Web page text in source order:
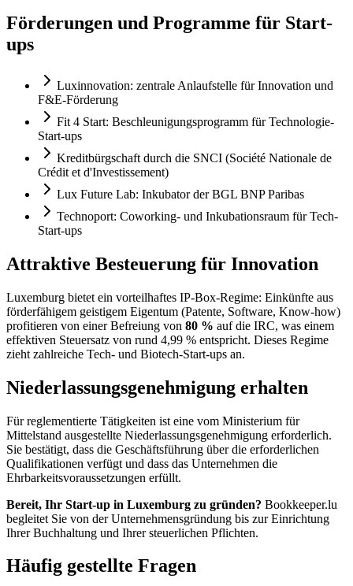
Förderungen und Programme für Start-
ups
Luxinnovation: zentrale Anlaufstelle für Innovation und
F&E-Förderung
Fit 4 Start: Beschleunigungsprogramm für Technologie-
Start-ups
Kreditbürgschaft durch die SNCI (Société Nationale de
Crédit et d'Investissement)
Lux Future Lab: Inkubator der BGL BNP Paribas
Technoport: Coworking- und Inkubationsraum für Tech-
Start-ups
Attraktive Besteuerung für Innovation
Luxemburg bietet ein vorteilhaftes IP-Box-Regime: Einkünfte aus
förderfähigem geistigem Eigentum (Patente, Software, Know-how)
profitieren von einer Befreiung von 80 % auf die IRC, was einem
effektiven Steuersatz von rund 4,99 % entspricht. Dieses Regime
zieht zahlreiche Tech- und Biotech-Start-ups an.
Niederlassungsgenehmigung erhalten
Für reglementierte Tätigkeiten ist eine vom Ministerium für
Mittelstand ausgestellte Niederlassungsgenehmigung erforderlich.
Sie bestätigt, dass die Geschäftsführung über die erforderlichen
Qualifikationen verfügt und dass das Unternehmen die
Ehrbarkeitsvoraussetzungen erfüllt.
Bereit, Ihr Start-up in Luxemburg zu gründen? Bookkeeper.lu
begleitet Sie von der Unternehmensgründung bis zur Einrichtung
Ihrer Buchhaltung und Ihrer steuerlichen Pflichten.
Häufig gestellte Fragen